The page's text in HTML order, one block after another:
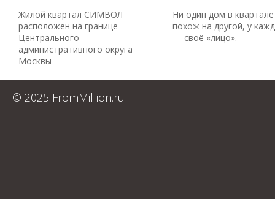
Жилой квартал СИМВОЛ
расположен на границе
Центрального
административного округа
Москвы
Ни один дом в
похож на другой, у
— своё «лицо».
© 2025 FromMillion.ru